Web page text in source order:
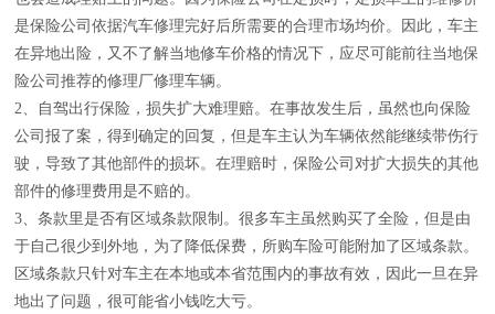
是保险公司依据汽车修理完好后所需要的合理市场均价。因此，车主
在异地出险，又不了解当地修车价格的情况下，应尽可能前往当地保
险公司推荐的修理厂修理车辆。
2、自驾出行保险，损失扩大难理赔。在事故发生后，虽然也向保险
公司报了案，得到确定的回复，但是车主认为车辆依然能继续带伤行
驶，导致了其他部件的损坏。在理赔时，保险公司对扩大损失的其他
部件的修理费用是不赔的。
3、条款里是否有区域条款限制。很多车主虽然购买了全险，但是由
于自己很少到外地，为了降低保费，所购车险可能附加了区域条款。
区域条款只针对车主在本地或本省范围内的事故有效，因此一旦在异
地出了问题，很可能省小钱吃大亏。